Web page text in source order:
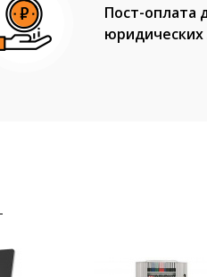
Пост-оплата
юридических